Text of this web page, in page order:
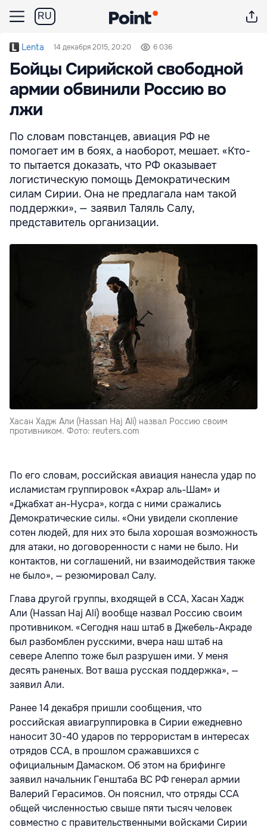
RU
Lenta 14 декабря 2015, 20:20 6 036
Бойцы Сирийской свободной
армии обвинили Россию во
лжи
По словам повстанцев, авиация РФ не
помогает им в боях, а наоборот, мешает. «Кто-
то пытается доказать, что РФ оказывает
логистическую помощь Демократическим
силам Сирии. Она не предлагала нам такой
поддержки», — заявил Таляль Салу,
представитель организации.
Хасан Хадж Али (Hassan Haj Ali) назвал Россию своим
противником. Фото: reuters.com
По его словам, российская авиация нанесла удар по
исламистам группировок «Ахрар аль-Шам» и
«Джабхат ан-Нусра», когда с ними сражались
Демократические силы. «Они увидели скопление
сотен людей, для них это была хорошая возможность
для атаки, но договоренности с нами не было. Ни
контактов, ни соглашений, ни взаимодействия также
не было», — резюмировал Салу.
Глава другой группы, входящей в ССА, Хасан Хадж
Али (Hassan Haj Ali) вообще назвал Россию своим
противником. «Сегодня наш штаб в Джебель-Акраде
был разбомблен русскими, вчера наш штаб на
севере Алеппо тоже был разрушен ими. У меня
десять раненых. Вот ваша русская поддержка», —
заявил Али.
Ранее 14 декабря пришли сообщения, что
российская авиагруппировка в Сирии ежедневно
наносит 30-40 ударов по террористам в интересах
отрядов ССА, в прошлом сражавшихся с
официальным Дамаском. Об этом на брифинге
заявил начальник Генштаба ВС РФ генерал армии
Валерий Герасимов. Он пояснил, что отряды ССА
общей численностью свыше пяти тысяч человек
совместно с правительственными войсками Сирии